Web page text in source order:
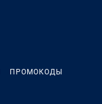
ПРОМОКОДЫ